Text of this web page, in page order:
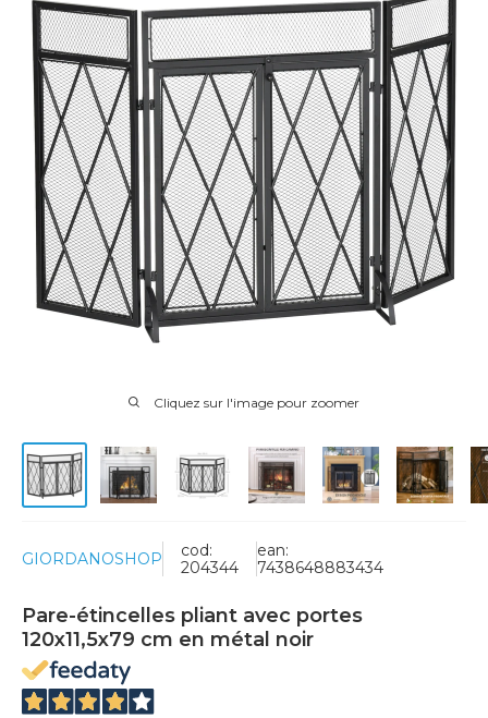
Cliquez sur l'image pour zoomer
GIORDANOSHOP
cod:
204344
ean:
7438648883434
Pare-étincelles pliant avec portes
120x11,5x79 cm en métal noir